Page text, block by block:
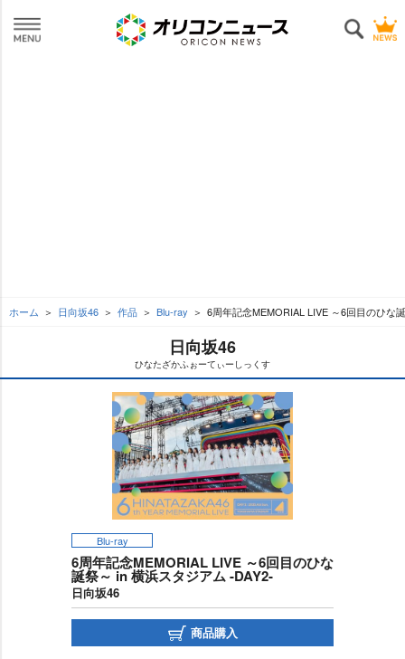
ホーム 日向坂46 作品 Blu-ray 6周年記念MEMORIAL LIVE ～6回目のひな
日向坂46
ひなたざかふぉーてぃーしっくす
Blu-ray
6周年記念MEMORIAL LIVE ～6回目のひな
誕祭～ in 横浜スタジアム -DAY2-
日向坂46
商品購入